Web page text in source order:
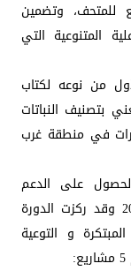
للمتحف، وتضمين
المتنوعية التي
من نوعه لكتاب
بتصنيف النباتات
في منطقة غرب
على الدعم
المقدمة للصندوق في دورة 2017-2018 وقد ركزت الدورة
و التوعية